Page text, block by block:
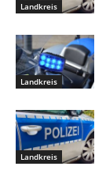
Landkreis
Landkreis
Landkreis